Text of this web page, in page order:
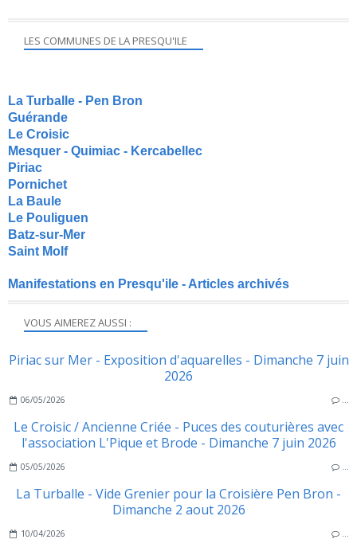
VOUS AIMEREZ AUSSI :
Piriac sur Mer - Exposition d'aquarelles - Dimanche 7 juin
2026
06/05/2026 …
Le Croisic / Ancienne Criée - Puces des couturières avec
l'association L'Pique et Brode - Dimanche 7 juin 2026
05/05/2026 …
La Turballe - Vide Grenier pour la Croisière Pen Bron -
Dimanche 2 aout 2026
10/04/2026 …
LES COMMUNES DE LA PRESQU'ILE
La Turballe - Pen Bron
Guérande
Le Croisic
Mesquer - Quimiac - Kercabellec
Piriac
Pornichet
La Baule
Le Pouliguen
Batz-sur-Mer
Saint Molf
Manifestations en Presqu'ile - Articles archivés